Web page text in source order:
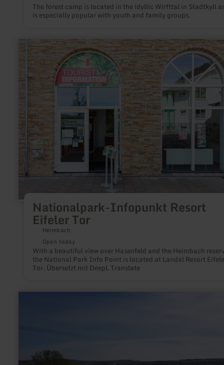
The forest camp is located in the idyllic Wirfttal in Stadtkyll
is especially popular with youth and family groups.
Nationalpark-Infopunkt Resort
Eifeler Tor
Heimbach
Open today
With a beautiful view over Hasenfeld and the Heimbach
the National Park Info Point is located at Landal Resort
Tor. Übersetzt mit DeepL Translate
learn
more
about:
Nationalpark-
Infopunkt
Resort
Eifeler